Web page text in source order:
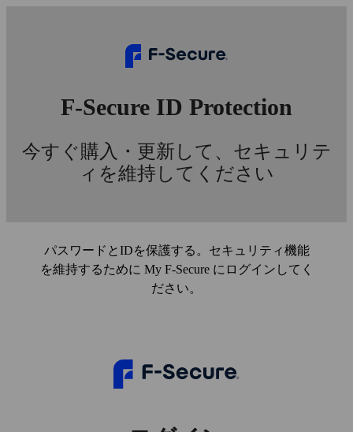
F‑Secure ID Protection
今すぐ購入・更新して、セキュリテ
ィを維持してください
パスワードとIDを保護する。セキュリティ機能
を維持するために My F‑Secure にログインしてく
ださい。